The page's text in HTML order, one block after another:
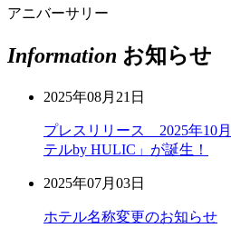
アニバーサリー
Information お知らせ
2025年08月21日
プレスリリース 2025年10
テルby HULIC」が誕生！
2025年07月03日
ホテル名称変更のお知らせ